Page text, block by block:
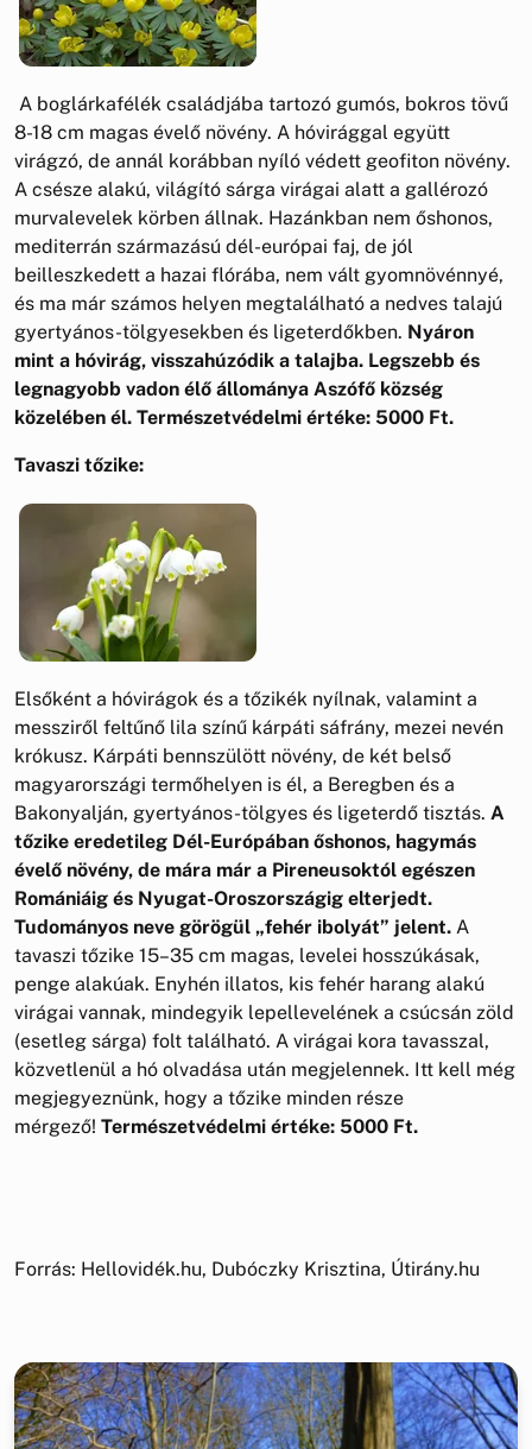
A boglárkafélék családjába tartozó gumós, bokros tövű
8-18 cm magas évelő növény. A hóvirággal együtt
virágzó, de annál korábban nyíló védett geofiton növény.
A csésze alakú, világító sárga virágai alatt a gallérozó
murvalevelek körben állnak. Hazánkban nem őshonos,
mediterrán származású dél-európai faj, de jól
beilleszkedett a hazai flórába, nem vált gyomnövénnyé,
és ma már számos helyen megtalálható a nedves talajú
gyertyános-tölgyesekben és ligeterdőkben. Nyáron
mint a hóvirág, visszahúzódik a talajba. Legszebb és
legnagyobb vadon élő állománya Aszófő község
közelében él. Természetvédelmi értéke: 5000 Ft.
Tavaszi tőzike:
Elsőként a hóvirágok és a tőzikék nyílnak, valamint a
messziről feltűnő lila színű kárpáti sáfrány, mezei nevén
krókusz. Kárpáti bennszülött növény, de két belső
magyarországi termőhelyen is él, a Beregben és a
Bakonyalján, gyertyános-tölgyes és ligeterdő tisztás. A
tőzike eredetileg Dél-Európában őshonos, hagymás
évelő növény, de mára már a Pireneusoktól egészen
Romániáig és Nyugat-Oroszországig elterjedt.
Tudományos neve görögül „fehér ibolyát” jelent. A
tavaszi tőzike 15–35 cm magas, levelei hosszúkásak,
penge alakúak. Enyhén illatos, kis fehér harang alakú
virágai vannak, mindegyik lepellevelének a csúcsán zöld
(esetleg sárga) folt található. A virágai kora tavasszal,
közvetlenül a hó olvadása után megjelennek. Itt kell még
megjegyeznünk, hogy a tőzike minden része
mérgező! Természetvédelmi értéke: 5000 Ft.
Forrás: Hellovidék.hu, Dubóczky Krisztina, Útirány.hu